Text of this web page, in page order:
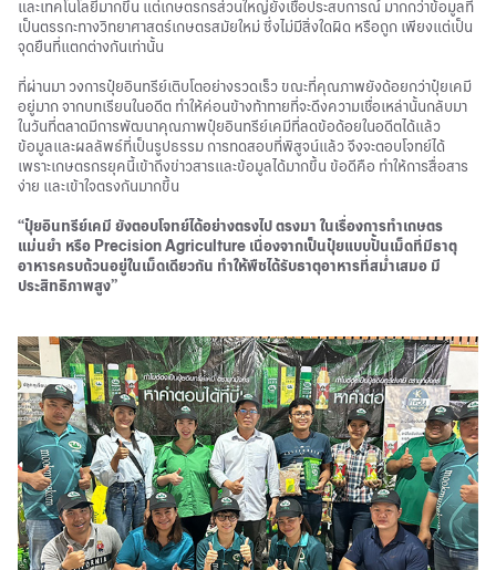
และเทคโนโลยีมากขึ้น แต่เกษตรกรส่วนใหญ่ยังเชื่อประสบการณ์ มากกว่าข้อมูลที่
เป็นตรรกะทางวิทยาศาสตร์เกษตรสมัยใหม่ ซึ่งไม่มีสิ่งใดผิด หรือถูก เพียงแต่เป็น
จุดยืนที่แตกต่างกันเท่านั้น
ที่ผ่านมา วงการปุ๋ยอินทรีย์เติบโตอย่างรวดเร็ว ขณะที่คุณภาพยังด้อยกว่าปุ๋ยเคมี
อยู่มาก จากบทเรียนในอดีต ทำให้ค่อนข้างท้าทายที่จะดึงความเชื่อเหล่านั้นกลับมา
ในวันที่ตลาดมีการพัฒนาคุณภาพปุ๋ยอินทรีย์เคมีที่ลดข้อด้อยในอดีตได้แล้ว
ข้อมูลและผลลัพธ์ที่เป็นรูปธรรม การทดสอบที่พิสูจน์แล้ว จึงจะตอบโจทย์ได้
เพราะเกษตรกรยุคนี้เข้าถึงข่าวสารและข้อมูลได้มากขึ้น ข้อดีคือ ทำให้การสื่อสาร
ง่าย และเข้าใจตรงกันมากขึ้น
“ปุ๋ยอินทรีย์เคมี ยังตอบโจทย์ได้อย่างตรงไป ตรงมา ในเรื่องการทำเกษตร
แม่นยำ หรือ Precision Agriculture เนื่องจากเป็นปุ๋ยแบบปั้นเม็ดที่มีธาตุ
อาหารครบถ้วนอยู่ในเม็ดเดียวกัน ทำให้พืชได้รับธาตุอาหารที่สม่ำเสมอ มี
ประสิทธิภาพสูง”